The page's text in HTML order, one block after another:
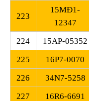
223
15MĐ1-
12347
224 15AP-05352
225
16P7-0070
226
34N7-5258
227
16R6-6691